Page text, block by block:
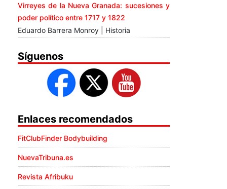
Virreyes de la Nueva Granada: sucesiones y
poder político entre 1717 y 1822
Eduardo Barrera Monroy | Historia
Síguenos
Enlaces recomendados
FitClubFinder Bodybuilding
NuevaTribuna.es
Revista Afribuku